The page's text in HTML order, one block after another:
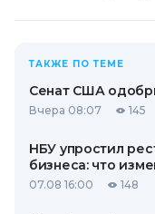
ТАКЖЕ ПО ТЕМЕ
Сенат США
Вчера 08:07 145
НБУ упростил
бизнеса: что
07.08 16:00 148